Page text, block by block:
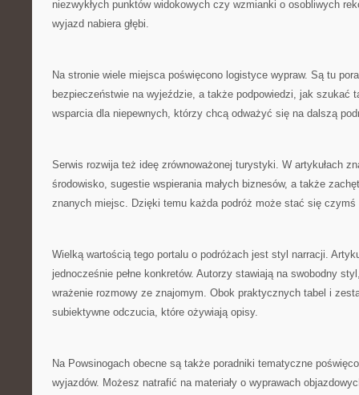
niezwykłych punktów widokowych czy wzmianki o osobliwych
wyjazd nabiera głębi.
Na stronie wiele miejsca poświęcono logistyce wypraw. Są tu
bezpieczeństwie na wyjeździe, a także podpowiedzi, jak szukać
wsparcia dla niepewnych, którzy chcą odważyć się na dalszą
Serwis rozwija też ideę zrównoważonej turystyki. W artykułach
środowisko, sugestie wspierania małych biznesów, a także
znanych miejsc. Dzięki temu każda podróż może stać się
Wielką wartością tego portalu o podróżach jest styl narracji.
jednocześnie pełne konkretów. Autorzy stawiają na swobodny
wrażenie rozmowy ze znajomym. Obok praktycznych tabel i
subiektywne odczucia, które ożywiają opisy.
Na Powsinogach obecne są także poradniki tematyczne
wyjazdów. Możesz natrafić na materiały o wyprawach